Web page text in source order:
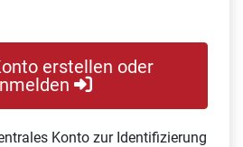
erstellen oder
Konto zur Identifizierung